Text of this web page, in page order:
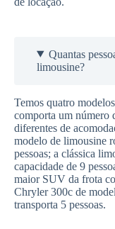
Quantas
limousine?
Temos quatro
comporta um número
diferentes de
modelo de limousine
pessoas; a clássica
capacidade de 9
maior SUV da frota
Chryler 300c de
transporta 5 pessoas.